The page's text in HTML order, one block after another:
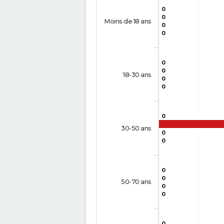
0
0
0
0
0
0
0
0
0
0
0
0
0
0
0
Moins de 18 ans
18-30 ans
30-50 ans
50-70 ans